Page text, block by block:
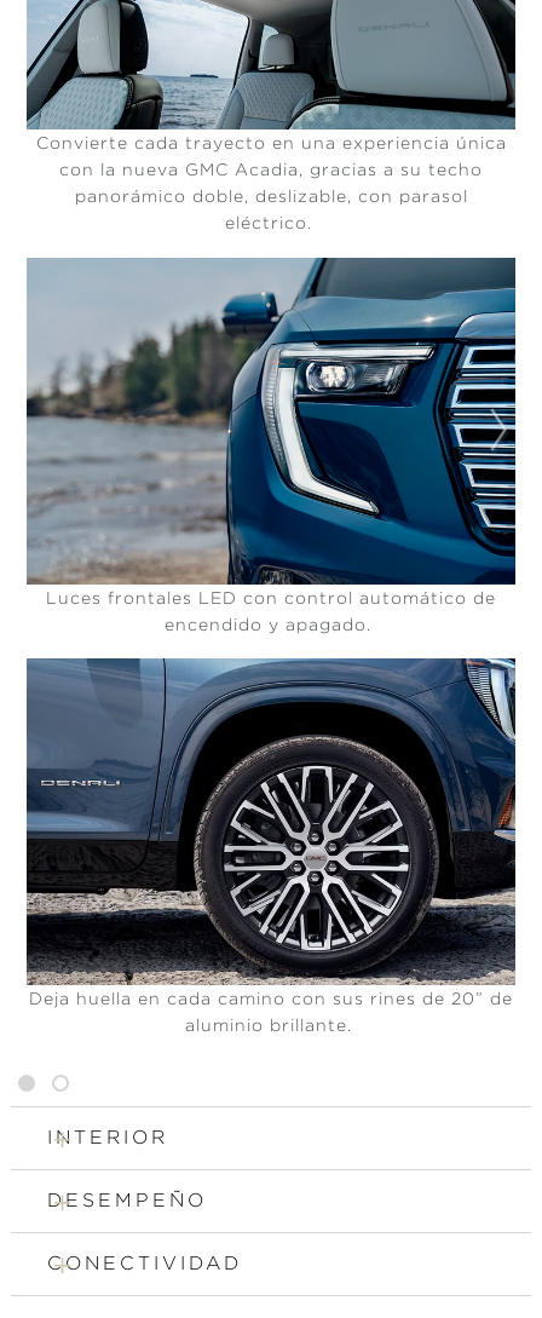
Convierte cada trayecto en una experiencia única
con la nueva GMC Acadia, gracias a su techo
panorámico doble, deslizable, con parasol
eléctrico.
Luces frontales LED con control automático de
encendido y apagado.
Deja huella en cada camino con sus rines de 20” de
aluminio brillante.
1 2
INTERIOR
DESEMPEÑO
CONECTIVIDAD